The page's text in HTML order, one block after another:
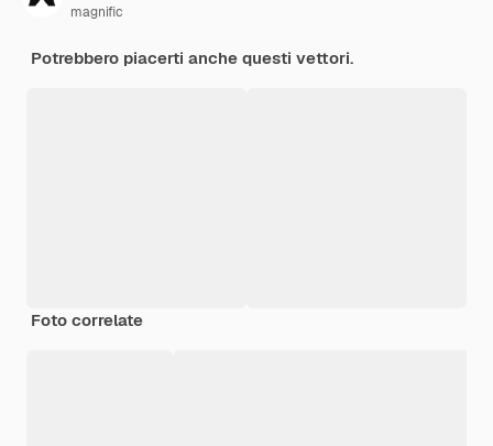
magnific
Potrebbero piacerti anche questi vettori.
Foto correlate